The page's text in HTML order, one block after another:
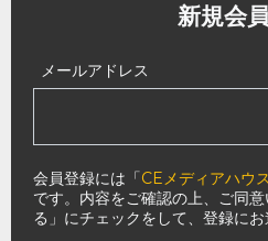
新規会
メールアドレス
会員登録には「CEメディアハウ
です。内容をご確認の上、ご同
る」にチェックをして、登録にお